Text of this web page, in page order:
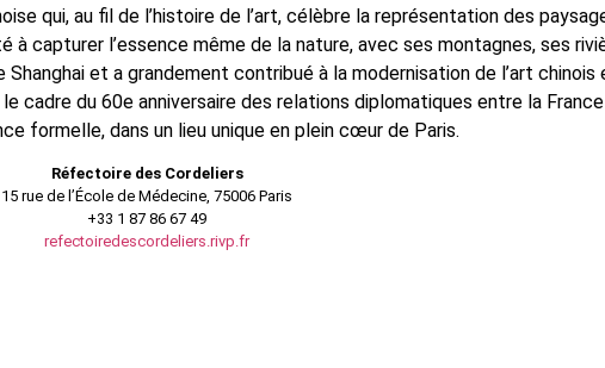
qui, au fil de l’histoire de l’art, célèbre la représentation des
capturer l’essence même de la nature, avec ses montagnes, ses
et a grandement contribué à la modernisation de l’art
du 60e anniversaire des relations diplomatiques entre la
formelle, dans un lieu unique en plein cœur de Paris.
Réfectoire des Cordeliers
15 rue de l’École de Médecine, 75006 Paris
+33 1 87 86 67 49
refectoiredescordeliers.rivp.fr